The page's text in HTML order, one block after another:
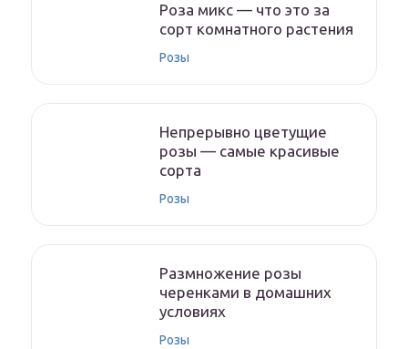
Роза микс — что это за
сорт комнатного растения
Розы
Непрерывно цветущие
розы — самые красивые
сорта
Розы
Размножение розы
черенками в домашних
условиях
Розы